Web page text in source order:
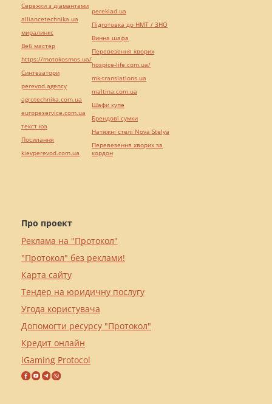
Про проект
Реклама на "Протокол"
"Протокол" без реклами!
Карта сайту
Тендер на юридичну послугу
Угода користувача
Допомогти ресурсу "Протокол"
Кредит онлайн
iGaming Protocol
Сережки з діамантами
alliancetechnika.ua
миралинкс
Веб мастер
https://motokosmos.ua/
Синтезатори
perevod.agency
agrotechnika.com.ua
europeservice.com.ua
текст юа
Посилання
kievperevod.com.ua
pereklad.ua
Підготовка до НМТ / ЗНО
Винна шафа
Перевезення хворих
hospice-life.com.ua/
mk-translations.ua
maltina.com.ua
Шафи купе
Брендові сумки
Натяжні стелі Nova Stelya
Перевезення хворих за
кордон